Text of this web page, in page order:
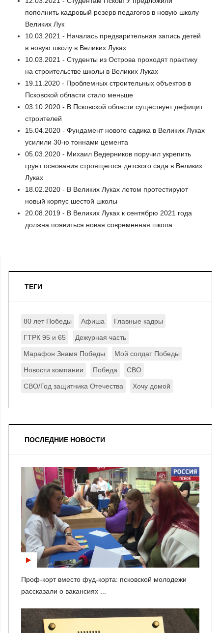
пополнить кадровый резерв педагогов в новую школу
Великих Лук
10.03.2021 - Началась предварительная запись детей
в новую школу в Великих Луках
10.03.2021 - Студенты из Острова проходят практику
на строительстве школы в Великих Луках
19.11.2020 - Проблемных строительных объектов в
Псковской области стало меньше
03.10.2020 - В Псковской области существует дефицит
строителей
15.04.2020 - Фундамент нового садика в Великих Луках
усилили 30-ю тоннами цемента
05.03.2020 - Михаил Ведерников поручил укрепить
грунт основания строящегося детского сада в Великих
Луках
18.02.2020 - В Великих Луках летом протестируют
новый корпус шестой школы
20.08.2019 - В Великих Луках к сентябрю 2021 года
должна появиться новая современная школа
ТЕГИ
80 лет Победы Афиша Главные кадры
ГТРК 95 и 65 Дежурная часть
Марафон Знамя Победы Мой солдат Победы
Новости компании Победа СВО
СВО/Год защитника Отечества Хочу домой
ПОСЛЕДНИЕ НОВОСТИ
Проф-корт вместо фуд-корта: псковской молодежи
рассказали о вакансиях ...